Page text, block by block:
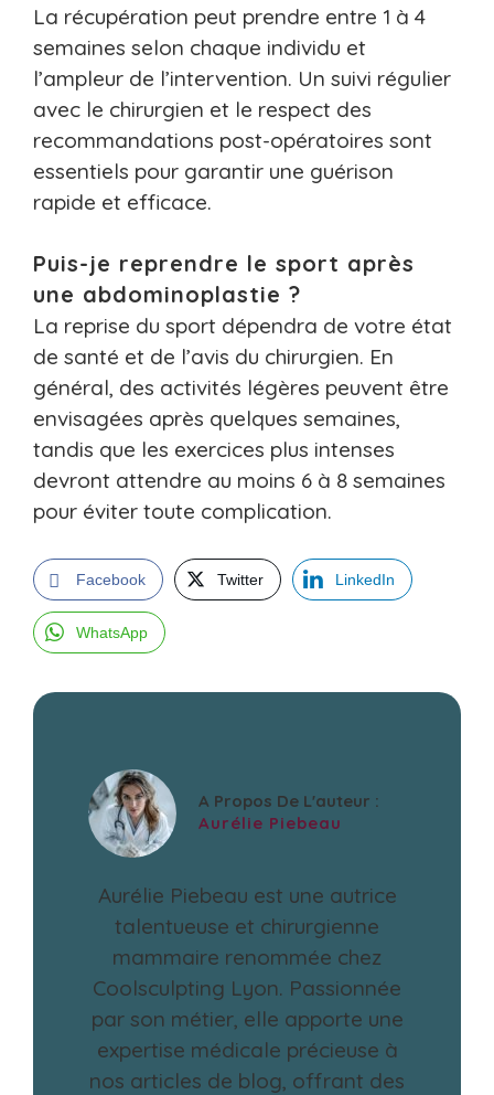
La récupération peut prendre entre 1 à 4
semaines selon chaque individu et
l’ampleur de l’intervention. Un suivi régulier
avec le chirurgien et le respect des
recommandations post-opératoires sont
essentiels pour garantir une guérison
rapide et efficace.
Puis-je reprendre le sport après
une abdominoplastie ?
La reprise du sport dépendra de votre état
de santé et de l’avis du chirurgien. En
général, des activités légères peuvent être
envisagées après quelques semaines,
tandis que les exercices plus intenses
devront attendre au moins 6 à 8 semaines
pour éviter toute complication.
Facebook Twitter LinkedIn
WhatsApp
A Propos De L'auteur :
Aurélie Piebeau
Aurélie Piebeau est une autrice
talentueuse et chirurgienne
mammaire renommée chez
Coolsculpting Lyon. Passionnée
par son métier, elle apporte une
expertise médicale précieuse à
nos articles de blog, offrant des